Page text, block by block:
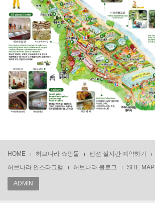
HOME 허브나라 쇼핑몰 펜션 실시간 예약하기
허브나라 인스타그램
허브나라 블로그 SITE MAP
ADMIN